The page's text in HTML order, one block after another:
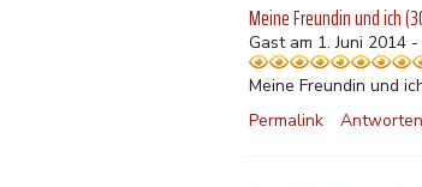
Meine Freundin und ich
Gast am 1. Juni 2014
Meine Freundin und
Permalink
Antworten